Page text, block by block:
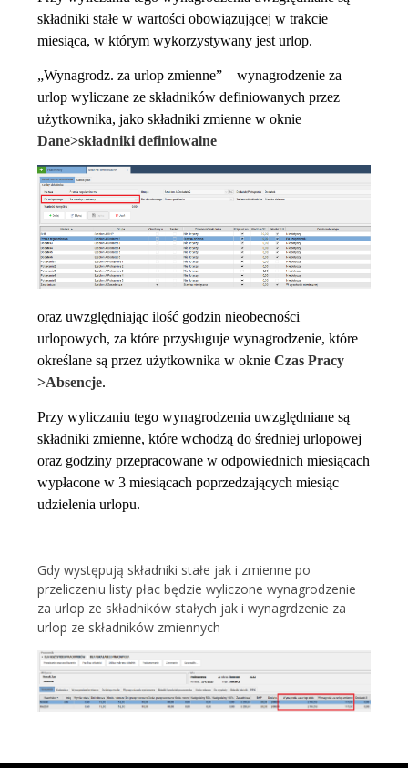
składniki stałe w wartości obowiązującej w trakcie
miesiąca, w którym wykorzystywany jest urlop.
„Wynagrodz. za urlop zmienne” – wynagrodzenie za
urlop wyliczane ze składników definiowanych przez
użytkownika, jako składniki zmienne w oknie
Dane>składniki definiowalne
oraz uwzględniając ilość godzin nieobecności
urlopowych, za które przysługuje wynagrodzenie, które
określane są przez użytkownika w oknie Czas Pracy
>Absencje.
Przy wyliczaniu tego wynagrodzenia uwzględniane są
składniki zmienne, które wchodzą do średniej urlopowej
oraz godziny przepracowane w odpowiednich miesiącach
wypłacone w 3 miesiącach poprzedzających miesiąc
udzielenia urlopu.
Gdy występują składniki stałe jak i zmienne po
przeliczeniu listy płac będzie wyliczone wynagrodzenie
za urlop ze składników stałych jak i wynagrdzenie za
urlop ze składników zmiennych